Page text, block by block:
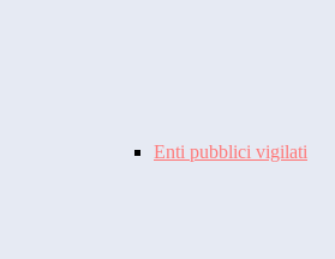
Enti pubblici vigilati